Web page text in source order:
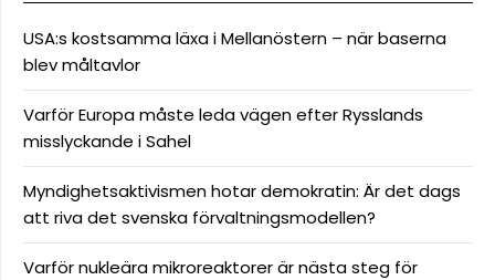
USA:s kostsamma läxa i Mellanöstern – när baserna
blev måltavlor
Varför Europa måste leda vägen efter Rysslands
misslyckande i Sahel
Myndighetsaktivismen hotar demokratin: Är det dags
att riva det svenska förvaltningsmodellen?
Varför nukleära mikroreaktorer är nästa steg för